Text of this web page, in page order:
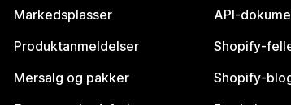
Markedsplasser
Produktanmeldelser
Mersalg og pakker
API-
Shopify-
Shopify-